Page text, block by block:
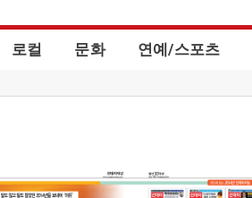
로컬 문화 연예/스포츠